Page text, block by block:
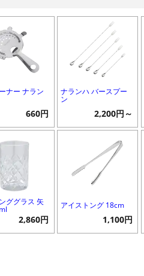
ナー ナラン
660円
ナランハ バースプー
ン
2,200円～
ググラス 矢
2,860円
アイストング 18cm
1,100円